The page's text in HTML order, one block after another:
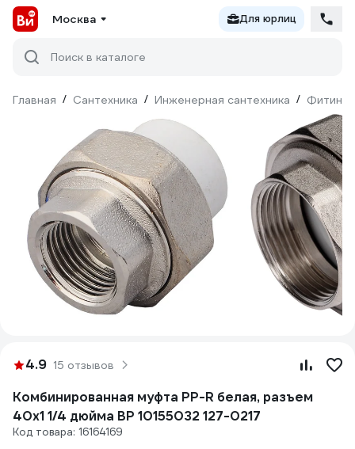
Москва Для юрлиц
Поиск в каталоге
Главная / Сантехника / Инженерная сантехника / Фитинги
4.9 15 отзывов
Комбинированная муфта PP-R белая, разъем
40х1 1/4 дюйма ВР 10155032 127-0217
Код товара: 16164169